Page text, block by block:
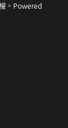
。Powered